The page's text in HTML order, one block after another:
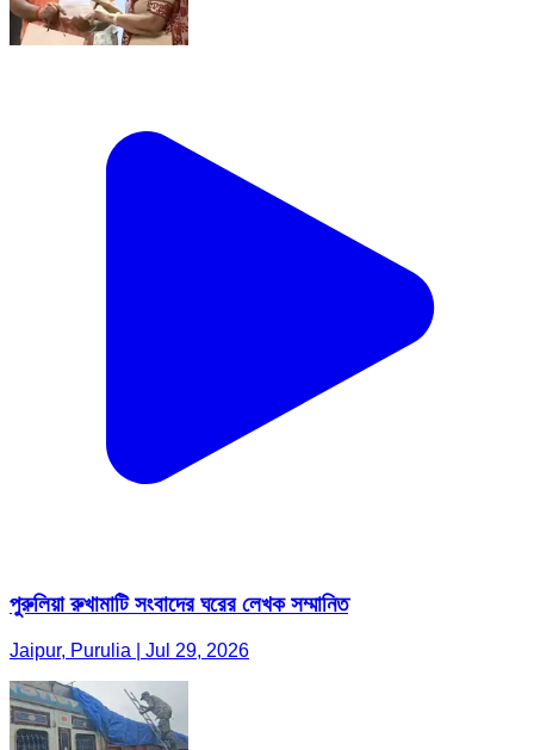
পুরুলিয়া রুখামাটি সংবাদের ঘরের লেখক সম্মানিত
Jaipur, Purulia | Jul 29, 2026